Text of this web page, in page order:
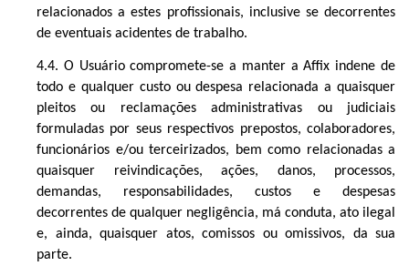
relacionados a estes profissionais, inclusive se decorrentes
de eventuais acidentes de trabalho.
4.4. O Usuário compromete-se a manter a Affix indene de
todo e qualquer custo ou despesa relacionada a quaisquer
pleitos ou reclamações administrativas ou judiciais
formuladas por seus respectivos prepostos, colaboradores,
funcionários e/ou terceirizados, bem como relacionadas a
quaisquer reivindicações, ações, danos, processos,
demandas, responsabilidades, custos e despesas
decorrentes de qualquer negligência, má conduta, ato ilegal
e, ainda, quaisquer atos, comissos ou omissivos, da sua
parte.